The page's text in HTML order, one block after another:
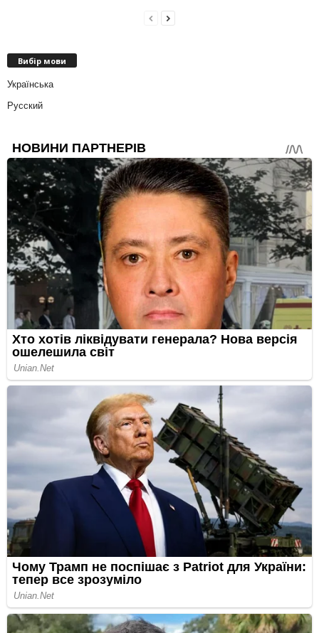
Вибір мови
Українська
Русский